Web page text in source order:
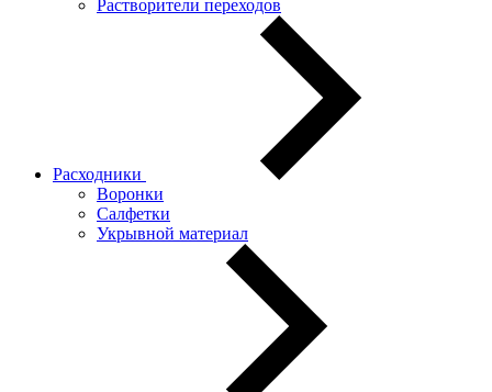
Растворители переходов
Расходники
Воронки
Салфетки
Укрывной материал